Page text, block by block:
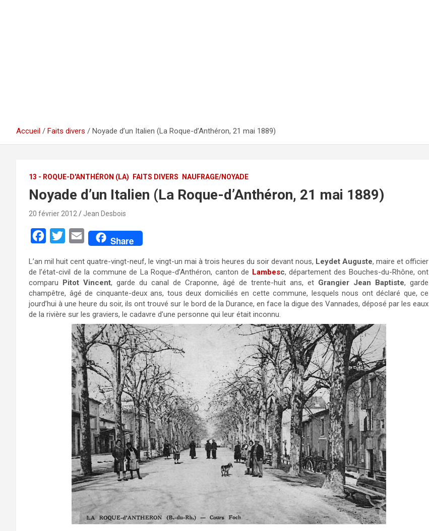
Accueil Faits divers Noyade d’un Italien (La Roque-d’Anthéron, 21 mai 1889)
13 - ROQUE-D'ANTHÉRON (LA) FAITS DIVERS NAUFRAGE/NOYADE
Noyade d’un Italien (La Roque-d’Anthéron, 21 mai 1889)
20 février 2012 Jean Desbois
c
e
b
o
i
t
t
e
E
a
i
l
Share
L’an mil huit cent quatre-vingt-neuf, le vingt-un mai à trois heures du soir devant nous, Leydet Auguste, maire et officier
de l’état-civil de la commune de La Roque-d’Anthéron, canton de Lambesc, département des Bouches-du-Rhône, ont
comparu Pitot Vincent, garde du canal de Craponne, âgé de trente-huit ans, et Grangier Jean Baptiste, garde
champêtre, âgé de cinquante-deux ans, tous deux domiciliés en cette commune, lesquels nous ont déclaré que, ce
jourd’hui à une heure du soir, ils ont trouvé sur le bord de la Durance, en face la digue des Vannades, déposé par les eaux
de la rivière sur les graviers, le cadavre d’une personne qui leur était inconnu.